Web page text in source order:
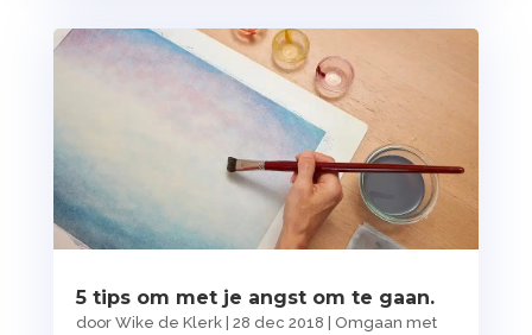
5 tips om met je angst om te gaan.
door Wike de Klerk| 28 dec 2018
Omgaan met